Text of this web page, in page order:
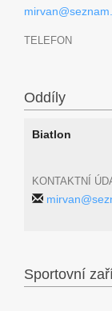
TELEFON
Oddíly
Biatlon
KONTAKTNÍ
Sportovní